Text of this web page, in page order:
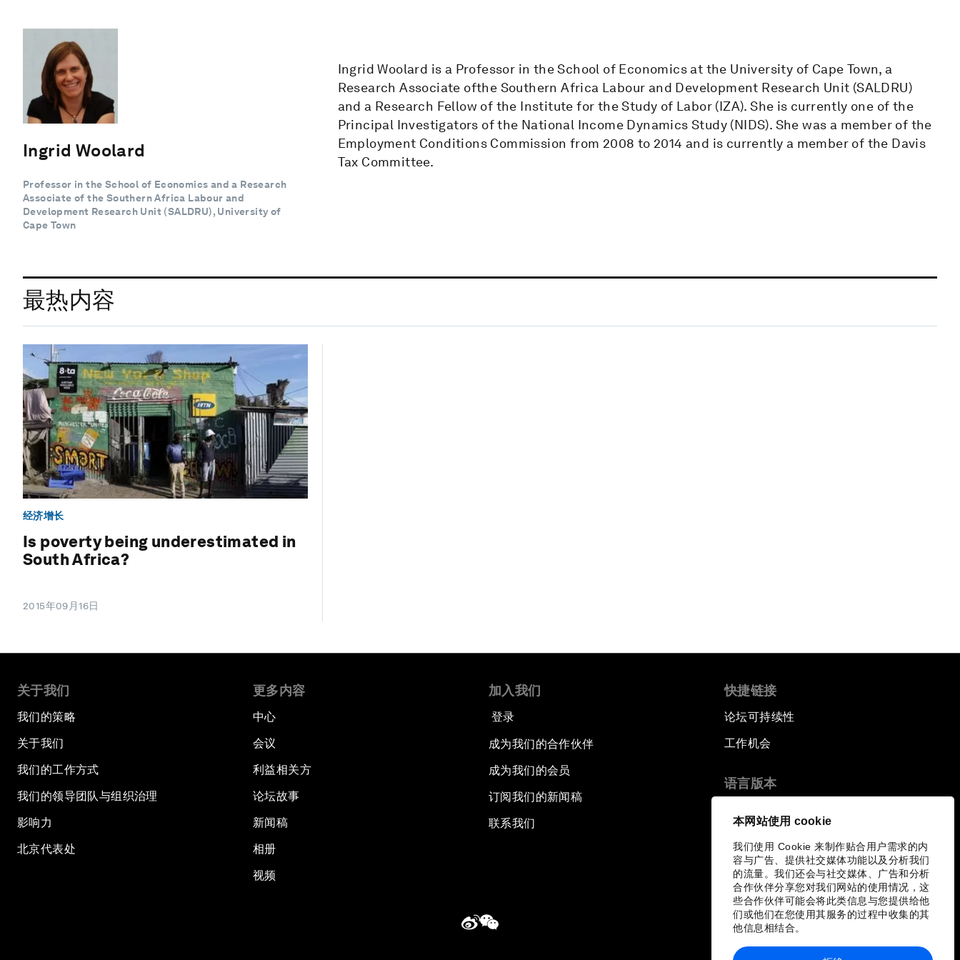
本网站使用 cookie
我们使用 Cookie 来制作贴合用户需求的内
容与广告、提供社交媒体功能以及分析我们
的流量。我们还会与社交媒体、广告和分析
合作伙伴分享您对我们网站的使用情况，这
些合作伙伴可能会将此类信息与您提供给他
们或他们在您使用其服务的过程中收集的其
他信息相结合。
Ingrid Woolard
Professor in the School of Economics and a Research
Associate of the Southern Africa Labour and
Development Research Unit (SALDRU), University of
Cape Town
Ingrid Woolard is a Professor in the School of Economics at the University of Cape Town, a
Research Associate ofthe Southern Africa Labour and Development Research Unit (SALDRU)
and a Research Fellow of the Institute for the Study of Labor (IZA). She is currently one of the
Principal Investigators of the National Income Dynamics Study (NIDS). She was a member of the
Employment Conditions Commission from 2008 to 2014 and is currently a member of the Davis
Tax Committee.
最热内容
经济增长
Is poverty being underestimated in
South Africa?
2015年09月16日
关于我们
我们的策略
关于我们
我们的工作方式
我们的领导团队与组织治理
影响力
北京代表处
更多内容
中心
会议
利益相关方
论坛故事
新闻稿
相册
视频
加入我们
登录
成为我们的合作伙伴
成为我们的会员
订阅我们的新闻稿
联系我们
快捷链接
论坛可持续性
工作机会
语言版本